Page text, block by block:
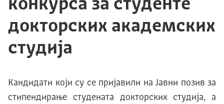
конкурса за студенте
докторских академских
студија
Кандидати који су се пријавили на Јавни позив за
стипендирање студената докторских студија, а